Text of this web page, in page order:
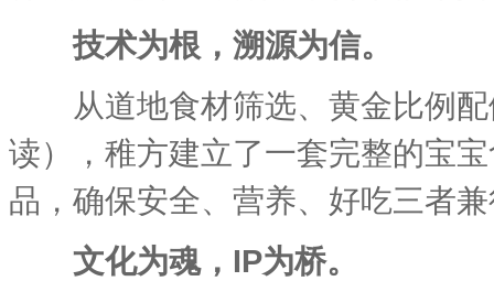
技术为根，溯源为信。
从道地食材筛选、黄金比例配
读），稚方建立了一套完整的宝
品，确保安全、营养、好吃三者
文化为魂，IP为桥。